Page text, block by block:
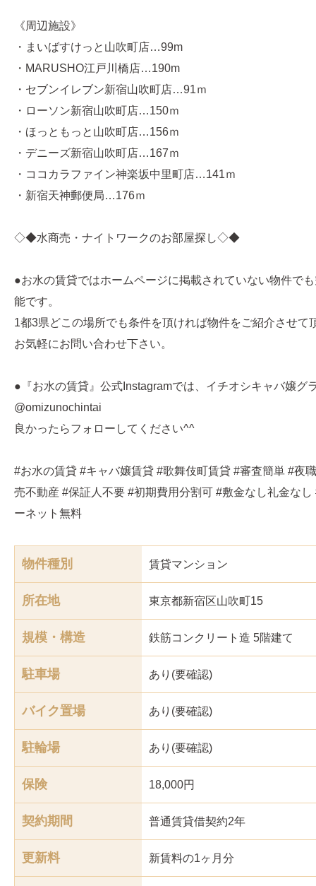
《周辺施設》
・まいばすけっと山吹町店…99m
・MARUSHO江戸川橋店…190m
・セブンイレブン新宿山吹町店…91ｍ
・ローソン新宿山吹町店…150ｍ
・ほっともっと山吹町店…156ｍ
・デニーズ新宿山吹町店…167ｍ
・ココカラファイン神楽坂中里町店…141ｍ
・新宿天神郵便局…176ｍ
◇◆水商売・ナイトワークのお部屋探し◇◆
●お水の賃貸ではホームページに掲載されていない物件で
能です。
1都3県どこの場所でも条件を頂ければ物件をご紹介させて
お気軽にお問い合わせ下さい。
●『お水の賃貸』公式Instagramでは、イチオシキャバ嬢グ
@omizunochintai
良かったらフォローしてください^^
#お水の賃貸 #キャバ嬢賃貸 #歌舞伎町賃貸 #審査簡単 #夜
売不動産 #保証人不要 #初期費用分割可 #敷金なし礼金な
ーネット無料
物件種別 賃貸マンション
所在地 東京都新宿区山吹町15
規模・構造 鉄筋コンクリート造 5階建て
駐車場 あり(要確認)
バイク置場 あり(要確認)
駐輪場 あり(要確認)
保険 18,000円
契約期間 普通賃貸借契約2年
更新料 新賃料の1ヶ月分